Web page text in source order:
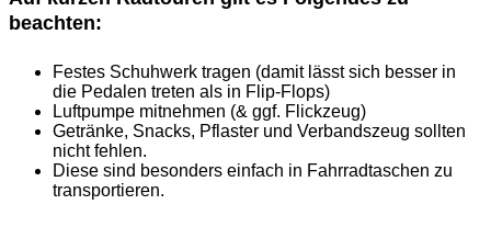
beachten:
Festes Schuhwerk tragen (damit lässt sich besser in
die Pedalen treten als in Flip-Flops)
Luftpumpe mitnehmen (& ggf. Flickzeug)
Getränke, Snacks, Pflaster und Verbandszeug sollten
nicht fehlen.
Diese sind besonders einfach in Fahrradtaschen zu
transportieren.